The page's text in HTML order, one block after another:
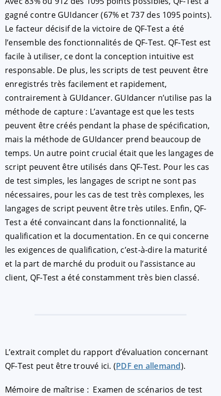
gagné contre GUIdancer (67% et 737 des 1095 points).
Le facteur décisif de la victoire de QF-Test a été
l’ensemble des fonctionnalités de QF-Test. QF-Test est
facile à utiliser, ce dont la conception intuitive est
responsable. De plus, les scripts de test peuvent être
enregistrés très facilement et rapidement,
contrairement à GUIdancer. GUIdancer n’utilise pas la
méthode de capture : L’avantage est que les tests
peuvent être créés pendant la phase de spécification,
mais la méthode de GUIdancer prend beaucoup de
temps. Un autre point crucial était que les langages de
script peuvent être utilisés dans QF-Test. Pour les cas
de test simples, les langages de script ne sont pas
nécessaires, pour les cas de test très complexes, les
langages de script peuvent être très utiles. Enfin, QF-
Test a été convaincant dans la fonctionnalité, la
qualification et la documentation. En ce qui concerne
les exigences de qualification, c’est-à-dire la maturité
et la part de marché du produit ou l’assistance au
client, QF-Test a été constamment très bien classé.
L’extrait complet du rapport d’évaluation concernant
QF-Test peut être trouvé ici. (PDF en allemand).
Mémoire de maîtrise : Examen de scénarios de test